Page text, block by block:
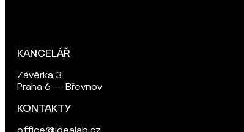
KANCELÁŘ
Závěrka 3
Praha 6 — Břevnov
KONTAKTY